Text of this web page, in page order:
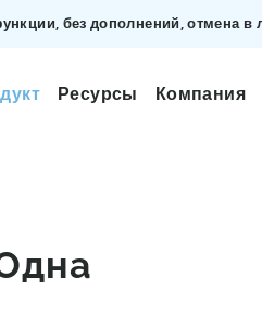
без дополнений, отмена
Ресурсы Компания